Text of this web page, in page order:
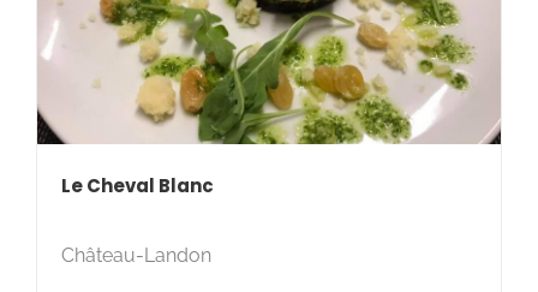
Le Cheval Blanc
Château-Landon